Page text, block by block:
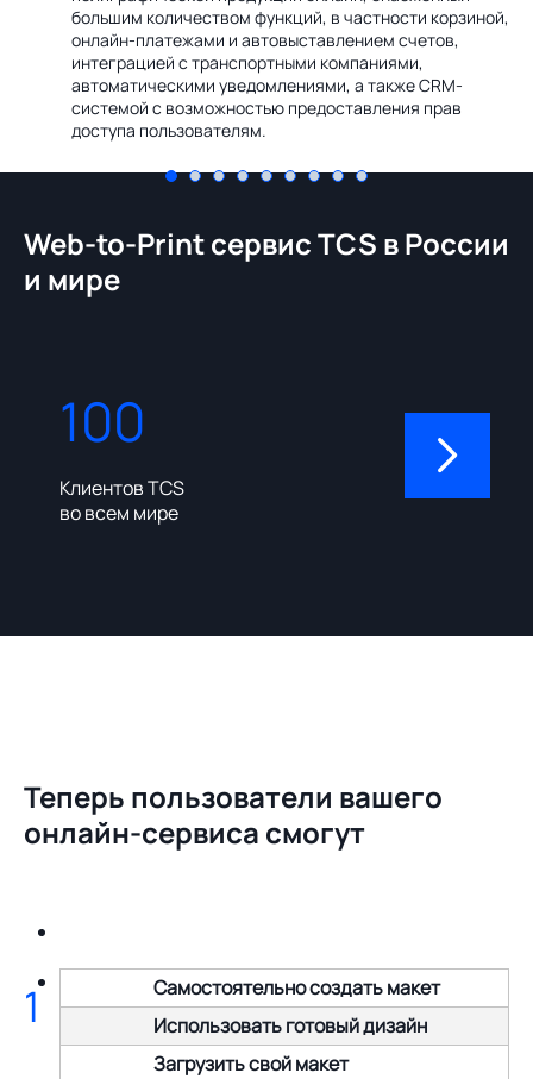
большим количеством функций, в частности корзиной,
онлайн-платежами и автовыставлением счетов,
интеграцией с транспортными компаниями,
автоматическими уведомлениями, а также CRM-
системой с возможностью предоставления прав
доступа пользователям.
Web-to-Print сервис TCS в России
и мире
100
Клиентов TCS
во всем мире
310
Теперь пользователи вашего
онлайн-сервиса смогут
Самостоятельно создать макет
Использовать готовый дизайн
Загрузить свой макет
1